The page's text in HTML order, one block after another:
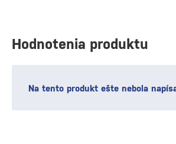
Hodnotenia produktu
Na tento produkt ešte nebola